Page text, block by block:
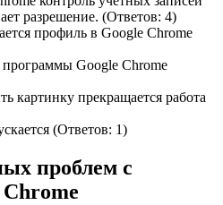
разрешение. (Ответов: 4)
профиль в Google Chrome
Google Chrome
картинку прекращается работа
(Ответов: 1)
проблем с
Chrome